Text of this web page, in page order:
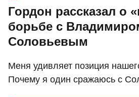
Гордон рассказал о
борьбе с
Соловьевым
Меня удивляет позиция
Почему я один сражаюсь с